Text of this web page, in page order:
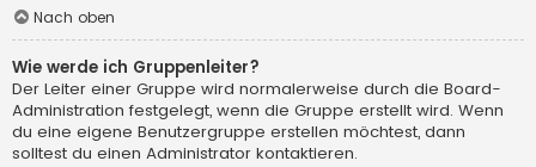
Nach oben
Wie werde ich Gruppenleiter?
Der Leiter einer Gruppe wird normalerweise durch die Board-
Administration festgelegt, wenn die Gruppe erstellt wird. Wenn
du eine eigene Benutzergruppe erstellen möchtest, dann
solltest du einen Administrator kontaktieren.